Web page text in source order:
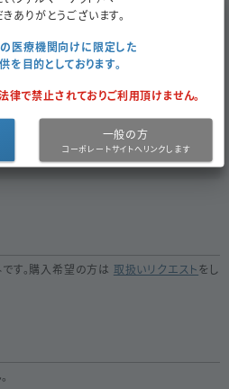
ｇ「ＪＧ」
分
セルトラリン
塩酸塩
で探す
す。購入希望の方は 取扱いリクエストをし
ありがとうございます。
の医療機関向けに限定した
を目的としております。
で禁止されておりご利用頂けません。
一般の方